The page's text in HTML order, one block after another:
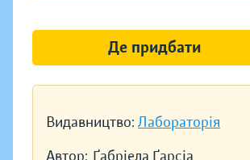
Видавництво: Лабораторія
Автор: Ґабріела Ґарсіа
Де придбати